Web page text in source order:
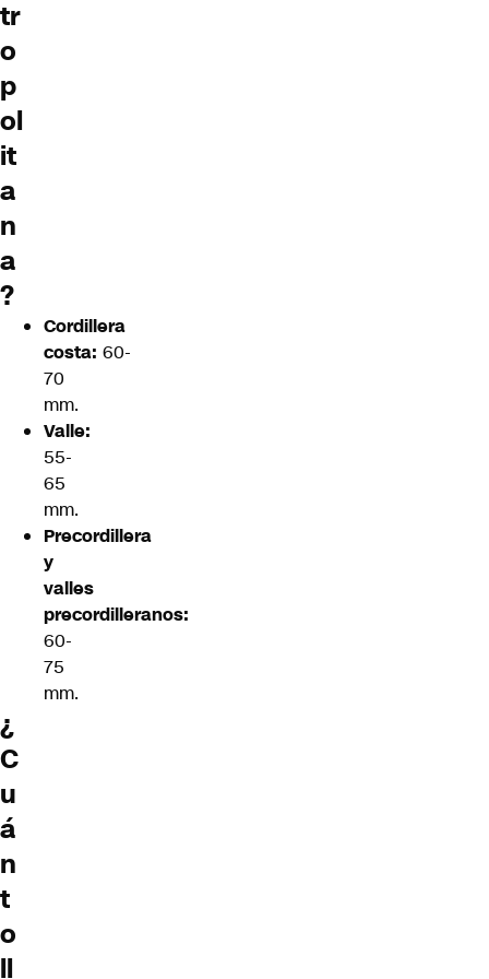
tr
o
p
ol
it
a
n
a
?
Cordillera
costa: 60-
70
mm.
Valle:
55-
65
mm.
Precordillera
y
valles
precordilleranos:
60-
75
mm.
¿
C
u
á
n
t
o
ll